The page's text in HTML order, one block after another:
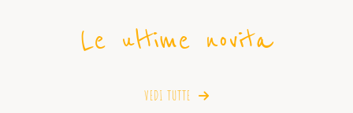
Le ultime novita
VEDI TUTTE